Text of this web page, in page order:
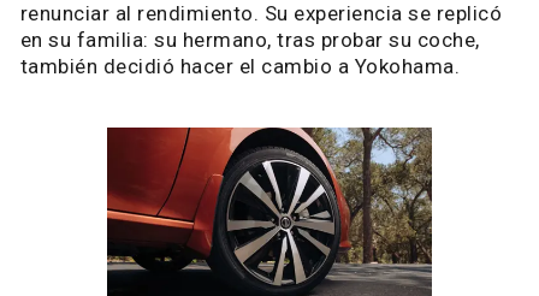
renunciar al rendimiento. Su experiencia se replicó
en su familia: su hermano, tras probar su coche,
también decidió hacer el cambio a Yokohama.